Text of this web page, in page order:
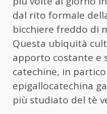
dal rito formale
bicchiere freddo di
Questa ubiquità
apporto costante e
catechine, in
epigallocatechina
più studiato del tè